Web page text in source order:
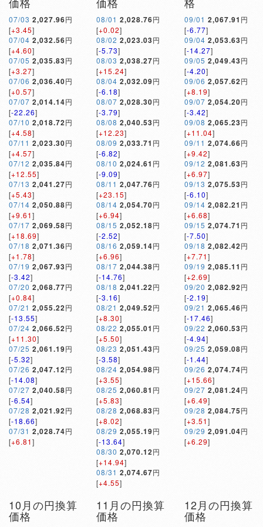
07/03 2,027.96円
[+3.45]
07/04 2,032.56円
[+4.60]
07/05 2,035.83円
[+3.27]
07/06 2,036.40円
[+0.57]
07/07 2,014.14円
[-22.26]
07/10 2,018.72円
[+4.58]
07/11 2,023.30円
[+4.57]
07/12 2,035.84円
[+12.55]
07/13 2,041.27円
[+5.43]
07/14 2,050.88円
[+9.61]
07/17 2,069.58円
[+18.69]
07/18 2,071.36円
[+1.78]
07/19 2,067.93円
[-3.42]
07/20 2,068.77円
[+0.84]
07/21 2,055.22円
[-13.55]
07/24 2,066.52円
[+11.30]
07/25 2,061.19円
[-5.32]
07/26 2,047.12円
[-14.08]
07/27 2,040.58円
[-6.54]
07/28 2,021.92円
[-18.66]
07/31 2,028.74円
[+6.81]
08/01 2,028.76円
[+0.02]
08/02 2,023.03円
[-5.73]
08/03 2,038.27円
[+15.24]
08/04 2,032.09円
[-6.18]
08/07 2,028.30円
[-3.79]
08/08 2,040.53円
[+12.23]
08/09 2,033.71 円
[-6.82]
08/10 2,024.61 円
[-9.09]
08/11 2,047.76円
[+23.15]
08/14 2,054.70円
[+6.94]
08/15 2,052.18円
[-2.52]
08/16 2,059.14円
[+6.96]
08/17 2,044.38円
[-14.76]
08/18 2,041.22円
[-3.16]
08/21 2,049.52円
[+8.30]
08/22 2,055.01 円
[+5.50]
08/23 2,051.43円
[-3.58]
08/24 2,054.98円
[+3.55]
08/25 2,060.81 円
[+5.83]
08/28 2,068.83円
[+8.02]
08/29 2,055.19円
[-13.64]
08/30 2,070.12円
[+14.94]
08/31 2,074.67円
[+4.55]
09/01 2,067.91 円
[-6.77]
09/04 2,053.63円
[-14.27]
09/05 2,049.43円
[-4.20]
09/06 2,057.62円
[+8.19]
09/07 2,054.20円
[-3.42]
09/08 2,065.23円
[+11.04]
09/11 2,074.66円
[+9.42]
09/12 2,081.63円
[+6.97]
09/13 2,075.53円
[-6.10]
09/14 2,082.21 円
[+6.68]
09/15 2,074.71 円
[-7.50]
09/18 2,082.42円
[+7.71]
09/19 2,085.11 円
[+2.69]
09/20 2,082.92円
[-2.19]
09/21 2,065.46円
[-17.46]
09/22 2,060.53円
[-4.94]
09/25 2,059.08円
[-1.44]
09/26 2,074.74円
[+15.66]
09/27 2,081.24円
[+6.49]
09/28 2,084.75円
[+3.51]
09/29 2,091.04円
[+6.29]
10月の円換算
価格
11月の円換算
価格
12月の円換算
価格